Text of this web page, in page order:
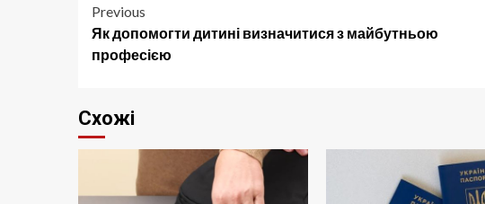
Post
navigation
Previous
Як допомогти дитині визначитися з майбутньою
професією
Схожі